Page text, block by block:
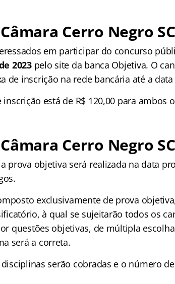
Cerro Negro
em participar do concurso
2023 pelo site da banca Objetiva. O
de inscrição na rede bancária até a
inscrição está de R$ 120,00 para ambos
Cerro Negro
prova objetiva será realizada na data
exclusivamente de prova
à qual se sujeitarão todos os
questões objetivas, de múltipla
será a correta.
serão cobradas e o número